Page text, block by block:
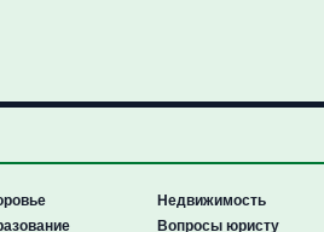
Недвижимость
Вопросы юристу